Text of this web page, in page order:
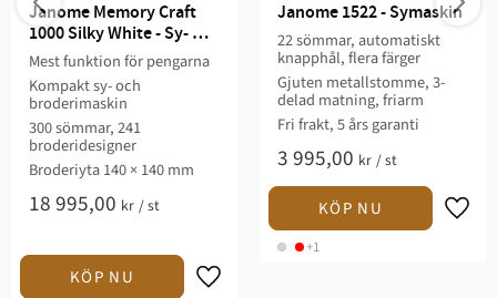
Janome Memory Craft
1000 Silky White - Sy-
och broderimaskin
Mest funktion för pengarna
Kompakt sy- och
broderimaskin
300 sömmar, 241
broderidesigner
Broderiyta 140 × 140 mm
18 995,00 kr /st
Janome 1522 - Symaskin
22 sömmar, automatiskt
knapphål, flera färger
Gjuten metallstomme, 3-
delad matning, friarm
Fri frakt, 5 års garanti
3 995,00 kr /st
+1